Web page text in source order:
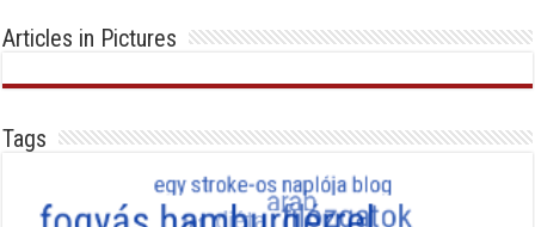
Articles in Pictures
Tags